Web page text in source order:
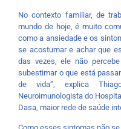
No contexto familiar, de
mundo de hoje, é muito
como a ansiedade e os
se acostumar e achar que
das vezes, ele não
subestimar o que está
de vida”, explica
Neuroimunologista do
Dasa, maior rede de saúde